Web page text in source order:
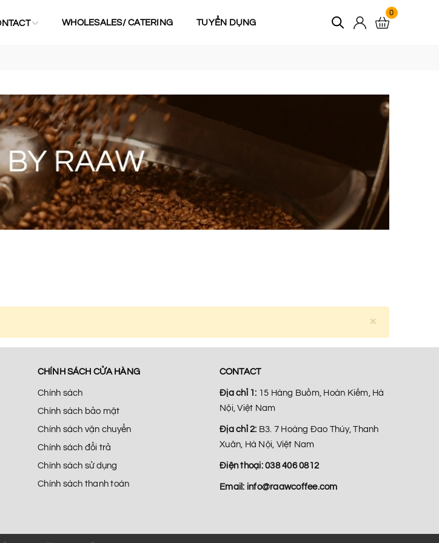
WHOLESALES/ CATERING TUYỂN DỤNG
0
×
CHÍNH SÁCH CỬA HÀNG
Chính sách
Chính sách bảo mật
Chính sách vận chuyển
Chính sách đổi trả
Chính sách sử dụng
Chính sách thanh toán
CONTACT
Địa chỉ 1: 15 Hàng Buồm, Hoàn Kiếm, Hà
Nội, Việt Nam
Địa chỉ 2: B3. 7 Hoàng Đao Thúy, Thanh
Xuân, Hà Nội, Việt Nam
Điện thoại: 038 406 0812
Email: info@raawcoffee.com